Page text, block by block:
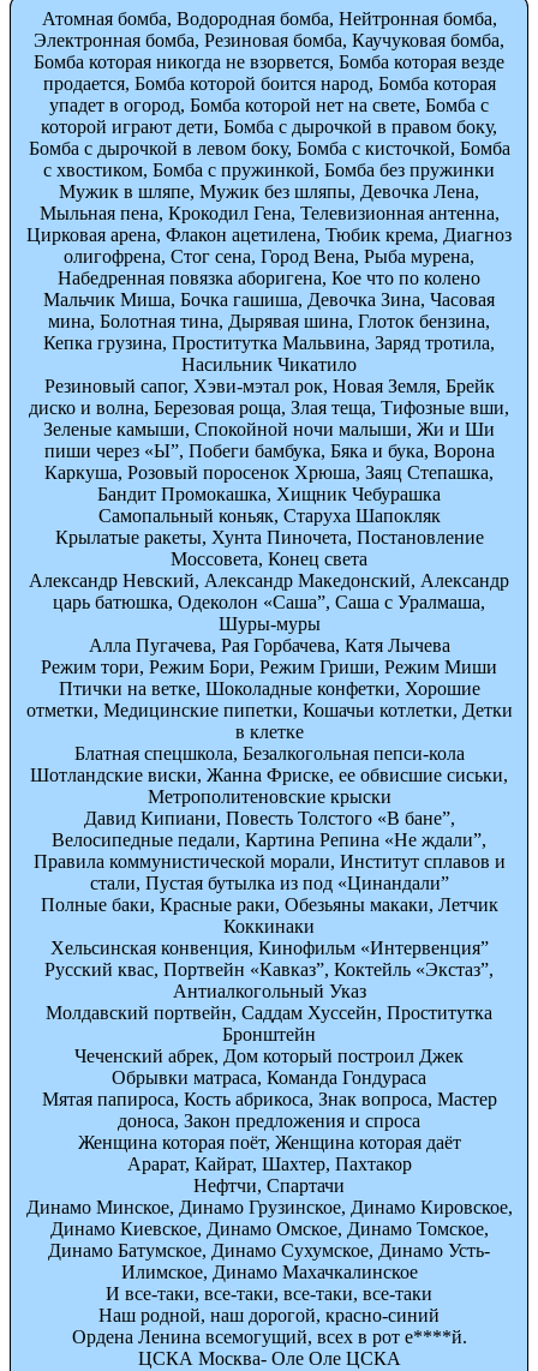
Атомная бомба, Водородная бомба, Нейтронная бомба,
Электронная бомба, Резиновая бомба, Каучуковая бомба,
Бомба которая никогда не взорвется, Бомба которая везде
продается, Бомба которой боится народ, Бомба которая
упадет в огород, Бомба которой нет на свете, Бомба с
которой играют дети, Бомба с дырочкой в правом боку,
Бомба с дырочкой в левом боку, Бомба с кисточкой, Бомба
с хвостиком, Бомба с пружинкой, Бомба без пружинки
Мужик в шляпе, Мужик без шляпы, Девочка Лена,
Мыльная пена, Крокодил Гена, Телевизионная антенна,
Цирковая арена, Флакон ацетилена, Тюбик крема, Диагноз
олигофрена, Стог сена, Город Вена, Рыба мурена,
Набедренная повязка аборигена, Кое что по колено
Мальчик Миша, Бочка гашиша, Девочка Зина, Часовая
мина, Болотная тина, Дырявая шина, Глоток бензина,
Кепка грузина, Проститутка Мальвина, Заряд тротила,
Насильник Чикатило
Резиновый сапог, Хэви-мэтал рок, Новая Земля, Брейк
диско и волна, Березовая роща, Злая теща, Тифозные вши,
Зеленые камыши, Спокойной ночи малыши, Жи и Ши
пиши через «Ы”, Побеги бамбука, Бяка и бука, Ворона
Каркуша, Розовый поросенок Хрюша, Заяц Степашка,
Бандит Промокашка, Хищник Чебурашка
Самопальный коньяк, Старуха Шапокляк
Крылатые ракеты, Хунта Пиночета, Постановление
Моссовета, Конец света
Александр Невский, Александр Македонский, Александр
царь батюшка, Одеколон «Саша”, Саша с Уралмаша,
Шуры-муры
Алла Пугачева, Рая Горбачева, Катя Лычева
Режим тори, Режим Бори, Режим Гриши, Режим Миши
Птички на ветке, Шоколадные конфетки, Хорошие
отметки, Медицинские пипетки, Кошачьи котлетки, Детки
в клетке
Блатная спецшкола, Безалкогольная пепси-кола
Шотландские виски, Жанна Фриске, ее обвисшие сиськи,
Метрополитеновские крыски
Давид Кипиани, Повесть Толстого «В бане”,
Велосипедные педали, Картина Репина «Не ждали”,
Правила коммунистической морали, Институт сплавов и
стали, Пустая бутылка из под «Цинандали”
Полные баки, Красные раки, Обезьяны макаки, Летчик
Коккинаки
Хельсинская конвенция, Кинофильм «Интервенция”
Русский квас, Портвейн «Кавказ”, Коктейль «Экстаз”,
Антиалкогольный Указ
Молдавский портвейн, Саддам Хуссейн, Проститутка
Бронштейн
Чеченский абрек, Дом который построил Джек
Обрывки матраса, Команда Гондураса
Мятая папироса, Кость абрикоса, Знак вопроса, Мастер
доноса, Закон предложения и спроса
Женщина которая поёт, Женщина которая даёт
Арарат, Кайрат, Шахтер, Пахтакор
Нефтчи, Спартачи
Динамо Минское, Динамо Грузинское, Динамо Кировское,
Динамо Киевское, Динамо Омское, Динамо Томское,
Динамо Батумское, Динамо Сухумское, Динамо Усть-
Илимское, Динамо Махачкалинское
И все-таки, все-таки, все-таки, все-таки
Наш родной, наш дорогой, красно-синий
Ордена Ленина всемогущий, всех в рот е****й.
ЦСКА Москва- Оле Оле ЦСКА